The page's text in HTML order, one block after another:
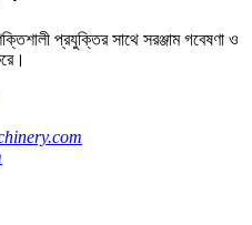
প্রযুক্তির সাথে সরঞ্জাম গবেষণা ও